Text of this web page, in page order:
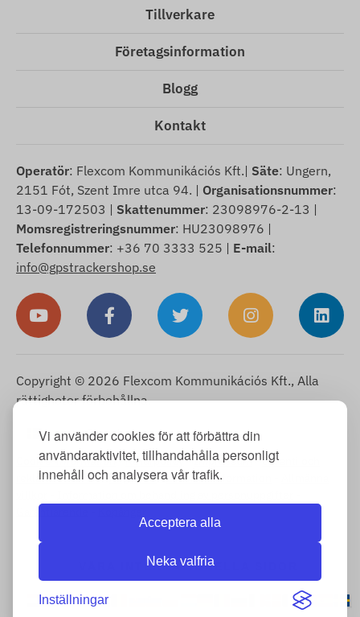
Vi använder cookies för att förbättra din
användaraktivitet, tillhandahålla personligt
innehåll och analysera vår trafik.
Acceptera alla
Neka valfria
Inställningar
Tillverkare
Företagsinformation
Blogg
Kontakt
Operatör: Flexcom Kommunikációs Kft.| Säte: Ungern,
2151 Fót, Szent Imre utca 94. | Organisationsnummer:
13-09-172503 | Skattenummer: 23098976-2-13 |
Momsregistreringsnummer: HU23098976 |
Telefonnummer: +36 70 3333 525 | E-mail:
info@gpstrackershop.se
Copyright © 2026 Flexcom Kommunikációs Kft., Alla
rättigheter förbehållna.
Svenska ▼
Cookie-information-Returpolicy-Impressum-Garanti och
reklamationsrätt- Ångerrätt-Leveransinformation
VÅRA INTERNATIONELLA SIDOR